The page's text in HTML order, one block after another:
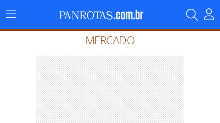
Menu
Principal
MERCADO